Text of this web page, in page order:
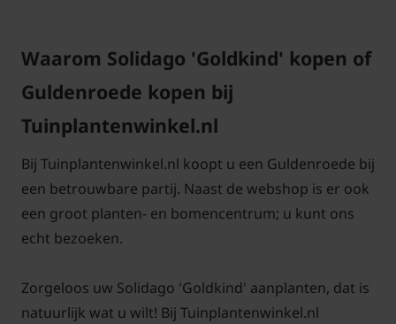
Waarom Solidago 'Goldkind' kopen of
Guldenroede kopen bij
Tuinplantenwinkel.nl
Bij Tuinplantenwinkel.nl koopt u een Guldenroede bij
een betrouwbare partij. Naast de webshop is er ook
een groot planten- en bomencentrum; u kunt ons
echt bezoeken.
Zorgeloos uw Solidago 'Goldkind' aanplanten, dat is
natuurlijk wat u wilt! Bij Tuinplantenwinkel.nl